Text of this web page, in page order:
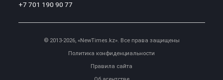
+7 701 190 90 77
© 2013-2026, «NewTimes.kz». Все права защищены
Политика конфиденциальности
Правила сайта